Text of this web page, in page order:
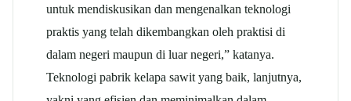
untuk mendiskusikan dan mengenalkan teknologi
praktis yang telah dikembangkan oleh praktisi di
dalam negeri maupun di luar negeri,” katanya.
Teknologi pabrik kelapa sawit yang baik, lanjutnya,